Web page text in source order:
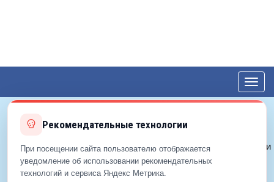
© 2012—2026 ЕДС-Королёв
Политика конфиденциальности
Политика cookie
Согласие на обработку ПДн
Рекомендательные технологии
При посещении сайта пользователю отображается
уведомление об использовании рекомендательных
технологий и сервиса Яндекс Метрика.